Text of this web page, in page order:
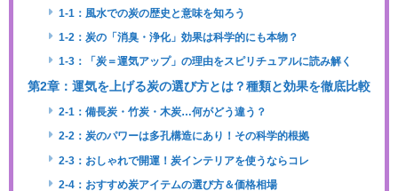
1-1：風水での炭の歴史と意味を知ろう
1-2：炭の「消臭・浄化」効果は科学的にも本物？
1-3：「炭＝運気アップ」の理由をスピリチュアルに読み解く
第2章：運気を上げる炭の選び方とは？種類と効果を徹底比較
2-1：備長炭・竹炭・木炭…何がどう違う？
2-2：炭のパワーは多孔構造にあり！その科学的根拠
2-3：おしゃれで開運！炭インテリアを使うならコレ
2-4：おすすめ炭アイテムの選び方＆価格相場